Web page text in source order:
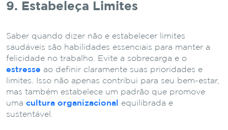
9. Estabeleça Limites
Saber quando dizer não e estabelecer limites
saudáveis são habilidades essenciais para manter a
felicidade no trabalho. Evite a sobrecarga e o
estresse ao definir claramente suas prioridades e
limites. Isso não apenas contribui para seu bem-estar,
mas também estabelece um padrão que promove
uma cultura organizacional
equilibrada e
sustentável.